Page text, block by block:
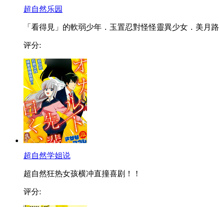
超自然乐园
「看得見」的軟弱少年．玉置忍對怪怪靈異少女．美月
评分:
超自然学姐说
超自然狂热女孩横冲直撞喜剧！！
评分: